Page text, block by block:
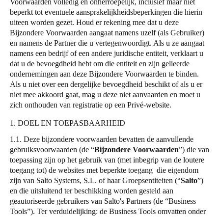
Belgium
FrançaisNederlandsEnglish
Spain
Español
Portugal
Português
Italiano
Russia
Russian
Poland
Voorwaarden volledig en onherroepelijk, inclusief maar niet
beperkt tot eventuele aansprakelijkheidsbeperkingen die hierin
uiteen worden gezet. Houd er rekening mee dat u deze
Bijzondere Voorwaarden aangaat namens uzelf (als Gebruiker)
en namens de Partner die u vertegenwoordigt. Als u ze aangaat
namens een bedrijf of een andere juridische entiteit, verklaart u
dat u de bevoegdheid hebt om die entiteit en zijn gelieerde
ondernemingen aan deze Bijzondere Voorwaarden te binden.
Als u niet over een dergelijke bevoegdheid beschikt of als u er
niet mee akkoord gaat, mag u deze niet aanvaarden en moet u
zich onthouden van registratie op een Privé-website.
1. DOEL EN TOEPASBAARHEID
1.1. Deze bijzondere voorwaarden bevatten de aanvullende
gebruiksvoorwaarden (de “Bijzondere Voorwaarden”) die van
toepassing zijn op het gebruik van (met inbegrip van de loutere
toegang tot) de websites met beperkte toegang die eigendom
zijn van Salto Systems, S.L. of haar Groepsentiteiten (“Salto”)
en die uitsluitend ter beschikking worden gesteld aan
geautoriseerde gebruikers van Salto's Partners (de “Business
Tools”). Ter verduidelijking: de Business Tools omvatten onder